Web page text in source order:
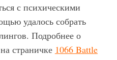
с психическими
удалось собрать
Подробнее о
страничке 1066 Battle